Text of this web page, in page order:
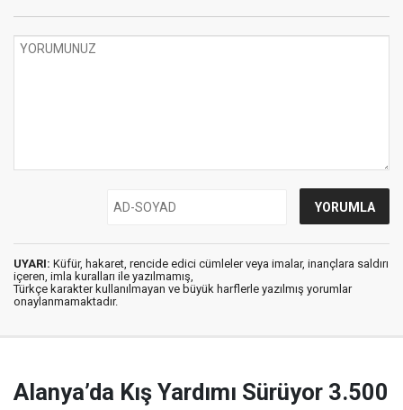
UYARI: Küfür, hakaret, rencide edici cümleler veya imalar, inançlara saldırı
içeren, imla kuralları ile yazılmamış,
Türkçe karakter kullanılmayan ve büyük harflerle yazılmış yorumlar
onaylanmamaktadır.
Alanya’da Kış Yardımı Sürüyor 3.500